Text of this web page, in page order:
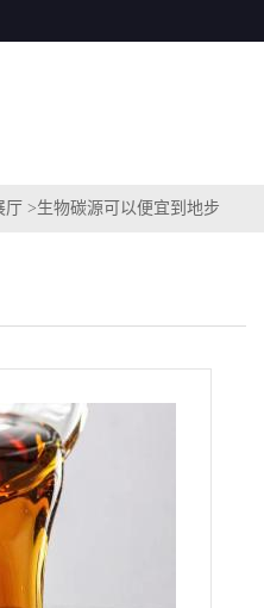
厅 >生物碳源可以便宜到地步